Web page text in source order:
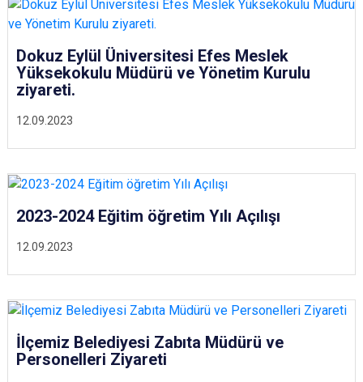
12.09.2023
Dokuz Eylül Üniversitesi Efes Meslek
Yüksekokulu Müdürü ve Yönetim Kurulu
ziyareti.
12.09.2023
2023-2024 Eğitim öğretim Yılı Açılışı
İlçemiz Belediyesi Zabıta Müdürü ve
Personelleri Ziyareti